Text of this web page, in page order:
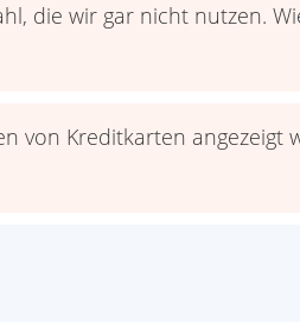
die wir gar nicht nutzen.
von Kreditkarten angezeigt